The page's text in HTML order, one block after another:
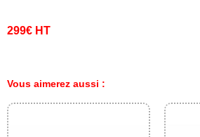
299€ HT
Vous aimerez aussi :